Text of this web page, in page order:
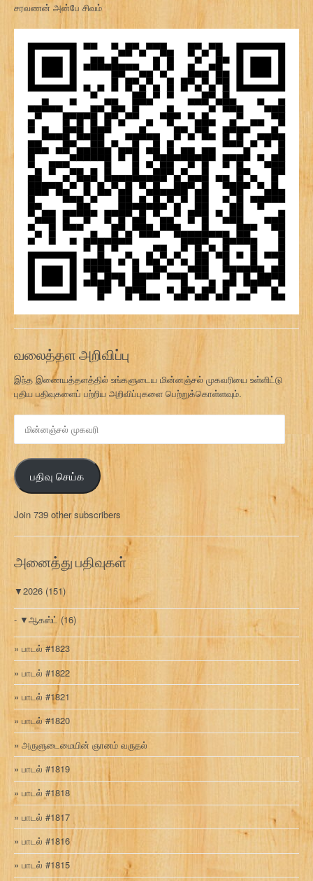
சரவணன் அன்பே சிவம்
வலைத்தள அறிவிப்பு
இந்த இணையத்தளத்தில் உங்களுடைய மின்னஞ்சல் முகவரியை உள்ளிட்டு
புதிய பதிவுகளைப் பற்றிய அறிவிப்புகளை பெற்றுக்கொள்ளவும்.
ஞ்
ச
ல்
க
வ
பதிவு செய்க
Join 739 other subscribers
அனைத்து பதிவுகள்
▼2026 (151)
▼ஆகஸ்ட் (16)
பாடல் #1823
பாடல் #1822
பாடல் #1821
பாடல் #1820
அருளுடைமையின் ஞானம் வருதல்
பாடல் #1819
பாடல் #1818
பாடல் #1817
பாடல் #1816
பாடல் #1815